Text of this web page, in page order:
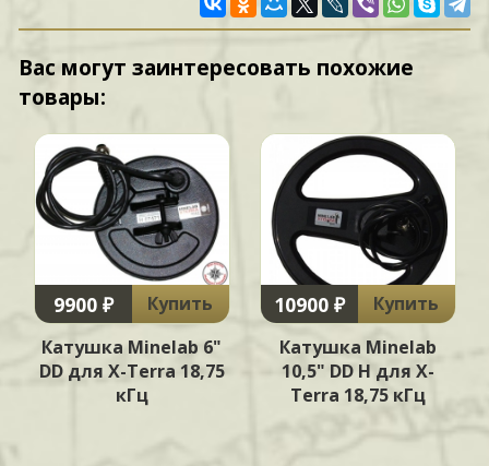
Вас могут заинтересовать похожие
товары:
9900 ₽
Купить
Катушка Minelab 6"
DD для X-Terra 18,75
кГц
10900 ₽
Купить
Катушка Minelab
10,5" DD H для X-
Terra 18,75 кГц